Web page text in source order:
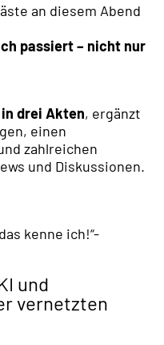
an diesem Abend
passiert – nicht nur
drei Akten, ergänzt
einen
zahlreichen
und Diskussionen.
kenne ich!“-
und
vernetzten